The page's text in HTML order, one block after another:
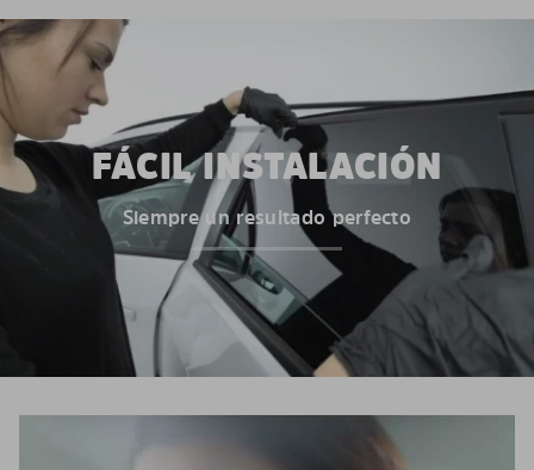
FÁCIL INSTALACIÓN
Siempre un resultado perfecto